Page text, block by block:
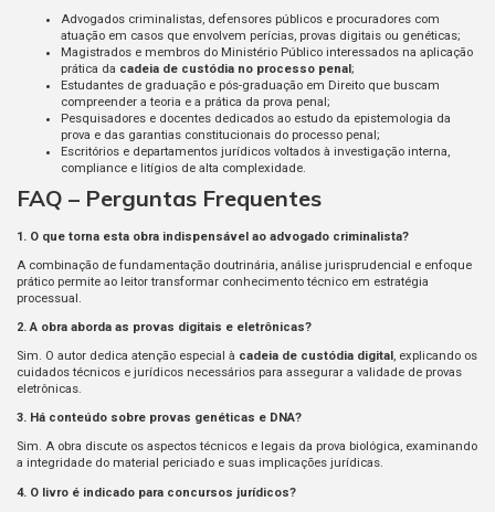
Advogados criminalistas, defensores públicos e procuradores com
atuação em casos que envolvem perícias, provas digitais ou genéticas;
Magistrados e membros do Ministério Público interessados na aplicação
prática da cadeia de custódia no processo penal ;
Estudantes de graduação e pós-graduação em Direito que buscam
compreender a teoria e a prática da prova penal;
Pesquisadores e docentes dedicados ao estudo da epistemologia da
prova e das garantias constitucionais do processo penal;
Escritórios e departamentos jurídicos voltados à investigação interna,
compliance e litígios de alta complexidade.
FAQ – Perguntas Frequentes
1. O que torna esta obra indispensável ao advogado criminalista?
A combinação de fundamentação doutrinária, análise jurisprudencial e enfoque
prático permite ao leitor transformar conhecimento técnico em estratégia
processual.
2. A obra aborda as provas digitais e eletrônicas?
Sim. O autor dedica atenção especial à cadeia de custódia digital , explicando os
cuidados técnicos e jurídicos necessários para assegurar a validade de provas
eletrônicas.
3. Há conteúdo sobre provas genéticas e DNA?
Sim. A obra discute os aspectos técnicos e legais da prova biológica, examinando
a integridade do material periciado e suas implicações jurídicas.
4. O livro é indicado para concursos jurídicos?